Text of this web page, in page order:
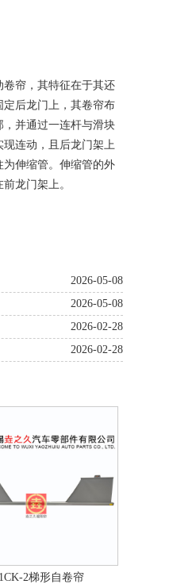
帘，其特征在于其还
后龙门上，其卷帘布
并通过一连杆与滑块
连动，且后龙门架上
伸缩管。伸缩管的外
龙门架上。
2026-05-08
2026-05-08
2026-02-28
2026-02-28
2梯形自卷帘